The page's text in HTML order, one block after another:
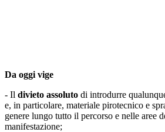
Da oggi vige
- Il divieto assoluto di introdurre
e, in particolare, materiale pirotecnico e
genere lungo tutto il percorso e nelle aree
manifestazione;